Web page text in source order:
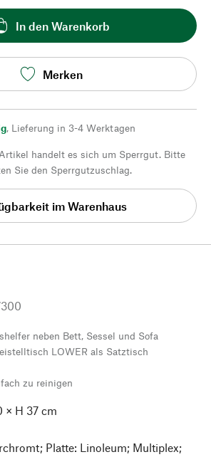
In den Warenkorb
Merken
, Lieferung in 3-4 Werktagen
handelt es sich um Sperrgut. Bitte
Sie den Sperrgutzuschlag.
im Warenhaus
neben Bett, Sessel und Sofa
LOWER als Satztisch
zu reinigen
× H 37 cm
Platte: Linoleum; Multiplex;